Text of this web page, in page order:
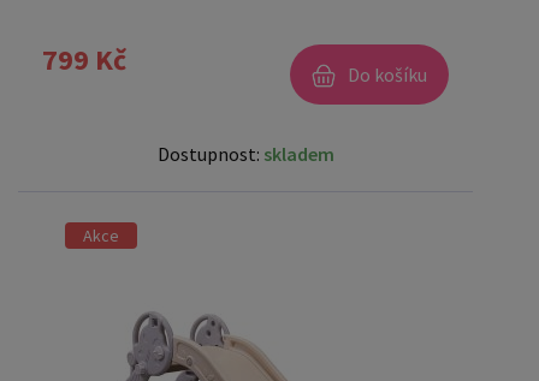
799 Kč Do košíku
Dostupnost: skladem
Akce